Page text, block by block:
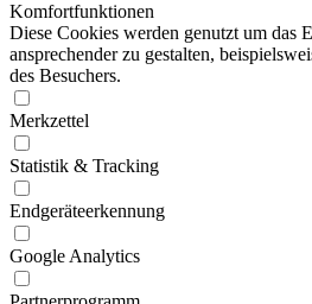
Komfortfunktionen
Diese Cookies werden genutzt um das
ansprechender zu gestalten,
des Besuchers.
Merkzettel
Statistik & Tracking
Endgeräteerkennung
Google Analytics